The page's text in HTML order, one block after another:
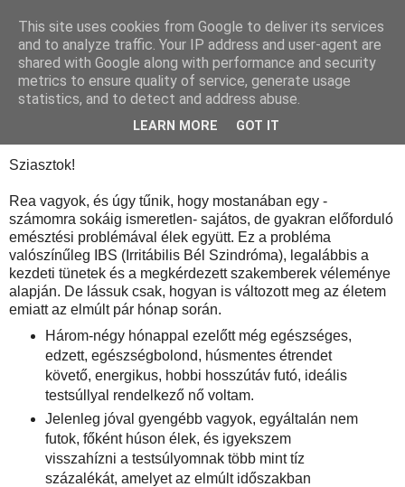
Táplálóka
2013. október 17., csütörtök
Én és az IBS
Sziasztok!
Rea vagyok, és úgy tűnik, hogy mostanában egy -
számomra sokáig ismeretlen- sajátos, de gyakran előforduló
emésztési problémával élek együtt. Ez a probléma
valószínűleg IBS (Irritábilis Bél Szindróma), legalábbis a
kezdeti tünetek és a megkérdezett szakemberek véleménye
alapján. De lássuk csak, hogyan is változott meg az életem
emiatt az elmúlt pár hónap során.
Három-négy hónappal ezelőtt még egészséges,
edzett, egészségbolond, húsmentes étrendet
követő, energikus, hobbi hosszútáv futó, ideális
testsúllyal rendelkező nő voltam.
Jelenleg jóval gyengébb vagyok, egyáltalán nem
futok, főként húson élek, és igyekszem
visszahízni a testsúlyomnak több mint tíz
százalékát, amelyet az elmúlt időszakban
This site uses cookies from Google to deliver its services
and to analyze traffic. Your IP address and user-agent are
shared with Google along with performance and security
metrics to ensure quality of service, generate usage
statistics, and to detect and address abuse.
LEARN MORE GOT IT